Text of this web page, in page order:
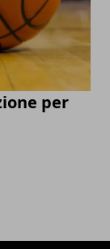
per